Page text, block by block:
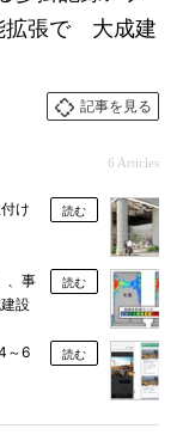
拡張で 大成建
記事を見る
6 Articles
け
読む
、事
設
読む
～6
読む